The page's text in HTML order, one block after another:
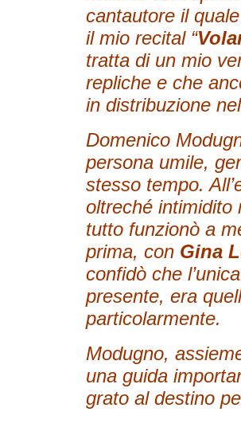
cantautore il
il mio recital “
tratta di un mio
repliche e che
in distribuzione
Domenico
persona umile,
stesso tempo.
oltreché intimidito
tutto funzionò a
prima, con Gina
confidò che
presente, era
particolarmente.
Modugno,
una guida
grato al destino